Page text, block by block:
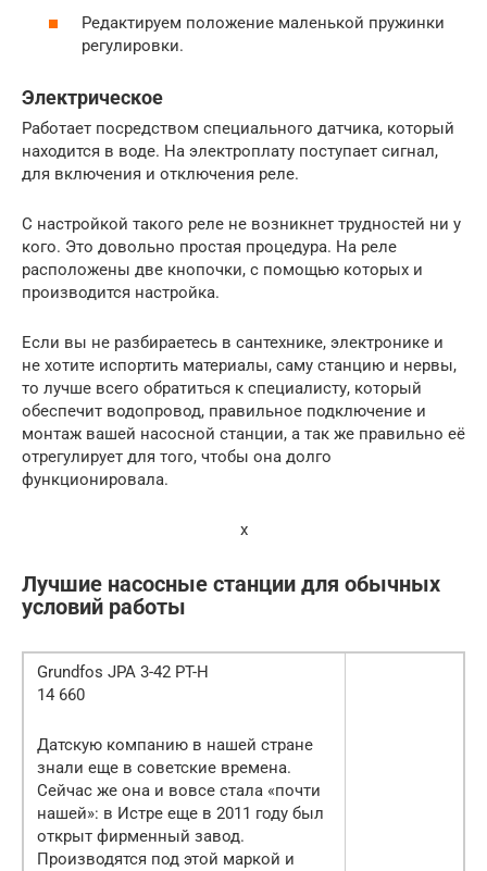
Редактируем положение маленькой пружинки
регулировки.
Электрическое
Работает посредством специального датчика, который
находится в воде. На электроплату поступает сигнал,
для включения и отключения реле.
С настройкой такого реле не возникнет трудностей ни у
кого. Это довольно простая процедура. На реле
расположены две кнопочки, с помощью которых и
производится настройка.
Если вы не разбираетесь в сантехнике, электронике и
не хотите испортить материалы, саму станцию и нервы,
то лучше всего обратиться к специалисту, который
обеспечит водопровод, правильное подключение и
монтаж вашей насосной станции, а так же правильно её
отрегулирует для того, чтобы она долго
функционировала.
x
Лучшие насосные станции для обычных
условий работы
Grundfos JPA 3-42 PT-H
14 660
Датскую компанию в нашей стране
знали еще в советские времена.
Сейчас же она и вовсе стала «почти
нашей»: в Истре еще в 2011 году был
открыт фирменный завод.
Производятся под этой маркой и